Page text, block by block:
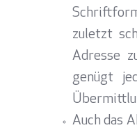
zuletzt
Adresse
genügt
Auch das